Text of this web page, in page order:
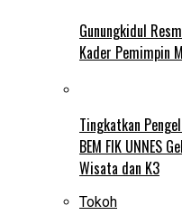
Gunungkidul
Kader Pemimpin
Tingkatkan
BEM FIK UNNES
Wisata dan K3
Tokoh